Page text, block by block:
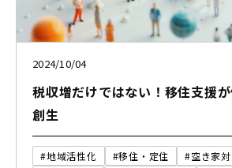
2024/10/04
税収増だけではない！移住支援
創生
#地域活性化 #移住・定住 #空き家